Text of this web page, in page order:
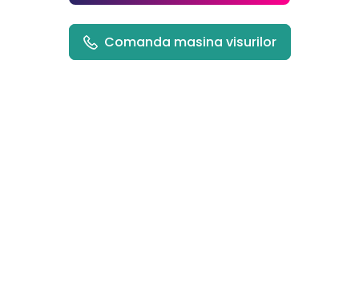
Comanda masina visurilor